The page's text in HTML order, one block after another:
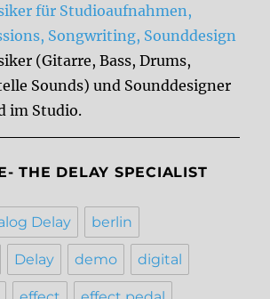
für Studioaufnahmen,
Songwriting, Sounddesign
(Gitarre, Bass, Drums,
Sounds) und Sounddesigner
im Studio.
THE DELAY SPECIALIST
Delay berlin
Delay demo digital